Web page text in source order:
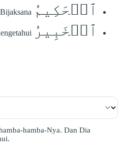
ٱلۡحَكِيمُ
ٱلۡخَبِيرُ
hamba-Nya. Dan Dia